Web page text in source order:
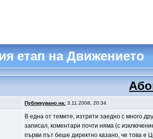
етап на Движението
Публикувано на:3.11.2008, 20:34
В една от темите, изтрити заедно с много
записал, коментари почти няма (с
първи път беше директно казано, че това е